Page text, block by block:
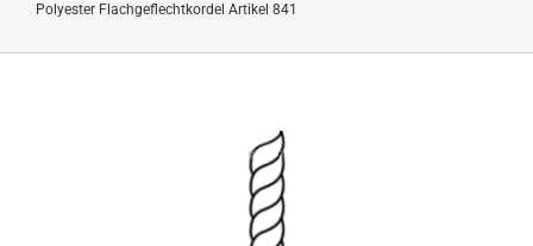
Polyester Flachgeflechtkordel Artikel 841